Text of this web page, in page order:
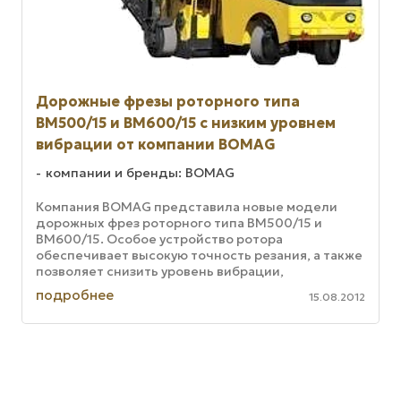
Дорожные фрезы роторного типа
BM500/15 и BM600/15 с низким уровнем
вибрации от компании BOMAG
компании и бренды: BOMAG
Компания BOMAG представила новые модели
дорожных фрез роторного типа BM500/15 и
BM600/15. Особое устройство ротора
обеспечивает высокую точность резания, а также
позволяет снизить уровень вибрации,
значительно ускорить смену деталей и увеличить
срок ...
подробнее 15.08.2012